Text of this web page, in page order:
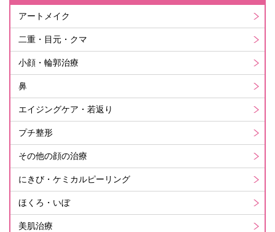
アートメイク
二重・目元・クマ
小顔・輪郭治療
鼻
エイジングケア・若返り
プチ整形
その他の顔の治療
にきび・ケミカルピーリング
ほくろ・いぼ
美肌治療